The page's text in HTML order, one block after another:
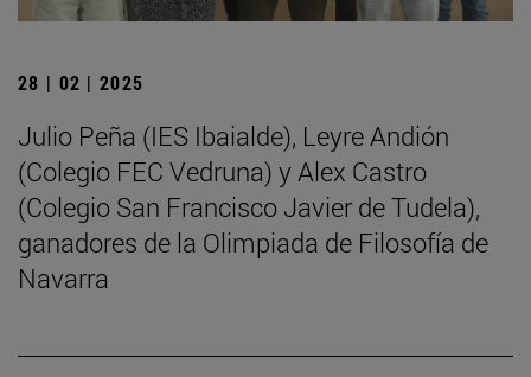
28 | 02 | 2025
Julio Peña (IES Ibaialde), Leyre Andión
(Colegio FEC Vedruna) y Alex Castro
(Colegio San Francisco Javier de Tudela),
ganadores de la Olimpiada de Filosofía de
Navarra